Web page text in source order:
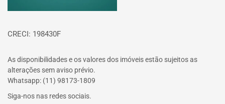
CRECI: 198430F
As disponibilidades e os valores dos imóveis estão sujeitos as
alterações sem aviso prévio.
Whatsapp: (11) 98173-1809
Siga-nos nas redes sociais.